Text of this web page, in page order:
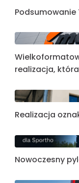
Podsumowanie
realizacja,
Realizacja
Nowoczesny